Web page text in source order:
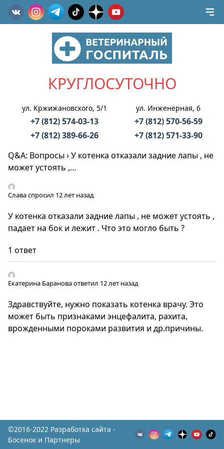
КРУГЛОСУТОЧНО
ул. Кржижановского, 5/1
+7 (812) 574-03-13
+7 (812) 389-66-26
ул. Инженерная, 6
+7 (812) 570-56-59
+7 (812) 571-33-90
Q&A: Вопросы›У котенка отказали задние лапы , не
может устоять ,…
Славаспросил 12 лет назад
У котенка отказали задние лапы , не может устоять ,
падает на бок и лежит . Что это могло быть ?
1 ответ
Екатерина Барановаответил 12 лет назад
Здравствуйте, нужно показать котенка врачу. Это
может быть признаками энцефалита, рахита,
врожденными пороками развития и др.причины.
©2016-2022 Разработка сайта -
Босенок и Партнеры